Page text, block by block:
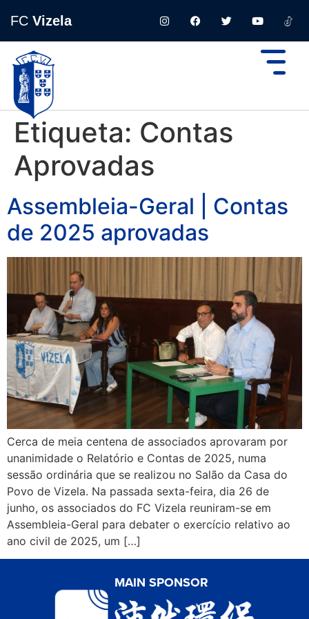
FC Vizela
Etiqueta: Contas
Aprovadas
Assembleia-Geral | Contas
de 2025 aprovadas
Cerca de meia centena de associados aprovaram por
unanimidade o Relatório e Contas de 2025, numa
sessão ordinária que se realizou no Salão da Casa do
Povo de Vizela. Na passada sexta-feira, dia 26 de
junho, os associados do FC Vizela reuniram-se em
Assembleia-Geral para debater o exercício relativo ao
ano civil de 2025, um […]
MAIN SPONSOR